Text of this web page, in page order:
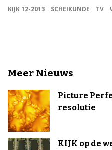
KIJK 12-2013
SCHEIKUNDE TV
Meer Nieuws
Picture
resolutie
KIJK op de